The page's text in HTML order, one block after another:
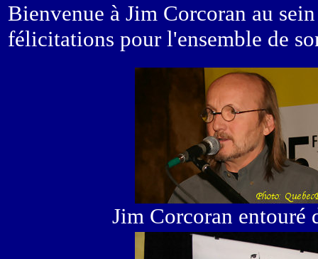
Bienvenue à Jim Corcoran au
félicitations pour l'ensemble de
Jim Corcoran entouré